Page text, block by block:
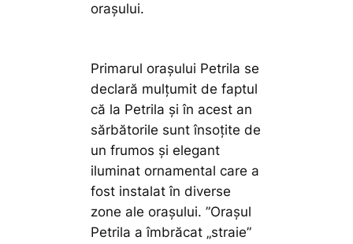
orașului.
Primarul orașului Petrila se
declară mulțumit de faptul
că la Petrila și în acest an
sărbătorile sunt însoțite de
un frumos și elegant
iluminat ornamental care a
fost instalat în diverse
zone ale orașului.”Orașul
Petrila a îmbrăcat „straie”